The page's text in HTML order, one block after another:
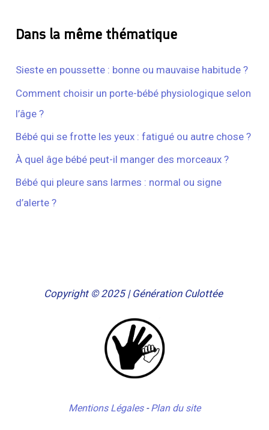
Dans la même thématique
Sieste en poussette : bonne ou mauvaise habitude ?
Comment choisir un porte-bébé physiologique selon
l’âge ?
Bébé qui se frotte les yeux : fatigué ou autre chose ?
À quel âge bébé peut-il manger des morceaux ?
Bébé qui pleure sans larmes : normal ou signe
d’alerte ?
Copyright © 2025 | Génération Culottée
Mentions Légales-Plan du site